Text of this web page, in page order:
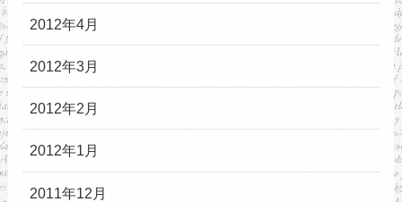
2012年4月
2012年3月
2012年2月
2012年1月
2011年12月